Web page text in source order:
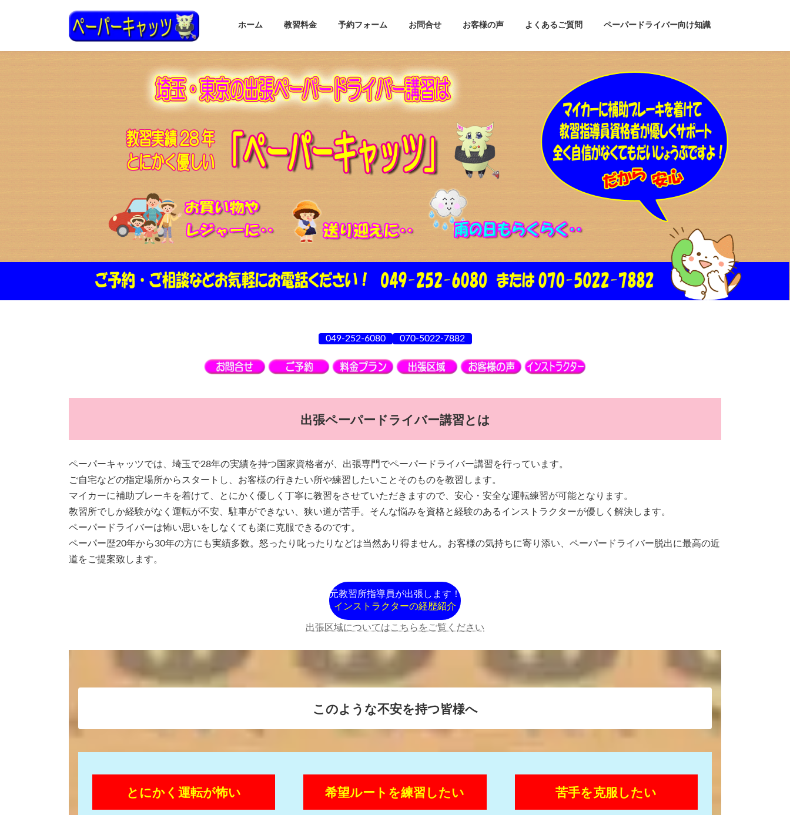
ホーム 教習料金 予約フォーム お問合せ お客様の声 よくあるご質問 ペーパードライバー向け知識
049-252-6080 070-5022-7882
出張ペーパードライバー講習とは
ペーパーキャッツでは、埼玉で28年の実績を持つ国家資格者が、出張専門でペーパードライバー講習を行っています。
ご自宅などの指定場所からスタートし、お客様の行きたい所や練習したいことそのものを教習します。
マイカーに補助ブレーキを着けて、とにかく優しく丁寧に教習をさせていただきますので、安心・安全な運転練習が可能となります。
教習所でしか経験がなく運転が不安、駐車ができない、狭い道が苦手。そんな悩みを資格と経験のあるインストラクターが優しく解決します。
ペーパードライバーは怖い思いをしなくても楽に克服できるのです。
ペーパー歴20年から30年の方にも実績多数。怒ったり叱ったりなどは当然あり得ません。お客様の気持ちに寄り添い、ペーパードライバー脱出に最高の近
道をご提案致します。
元教習所指導員が出張します！
インストラクターの経歴紹介
出張区域についてはこちらをご覧ください
このような不安を持つ皆様へ
とにかく運転が怖い 希望ルートを練習したい 苦手を克服したい